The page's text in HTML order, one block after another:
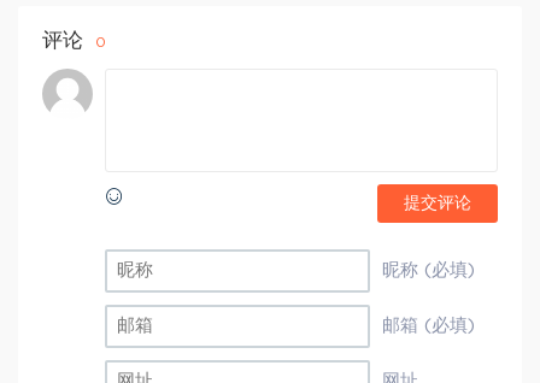
评论 0
提交评论
昵称 (必填)
邮箱 (必填)